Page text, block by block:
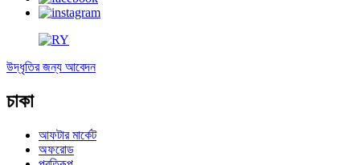
উদ্ধৃতির জন্য আবেদন
চাকা
আফটার মার্কেট
অফরোড